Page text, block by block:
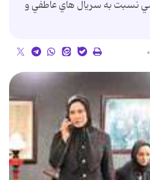
نسبت به سريال هاي عاطفي و